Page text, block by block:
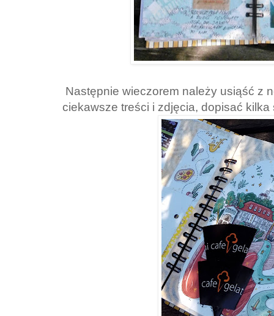
Następnie wieczorem należy usiąść z
ciekawsze treści i zdjęcia, dopisać kilka